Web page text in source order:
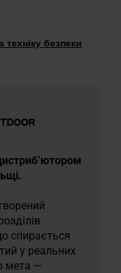
безпеки
спирається
у реальних
мета —